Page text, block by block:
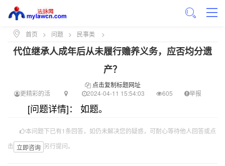
首页 > 问题 > 民事类 >
代位继承人成年后从未履行赡养义务，应否均分遗
产？
点击复制标题网址
更精彩的活
2024-04-11 15:54:03 605 举报
[问题详情]： 如题。
本问题下已有1条回答，如仍未解决您的疑惑，可耐心等待他人回答或点
击 立即咨询 另行提问。